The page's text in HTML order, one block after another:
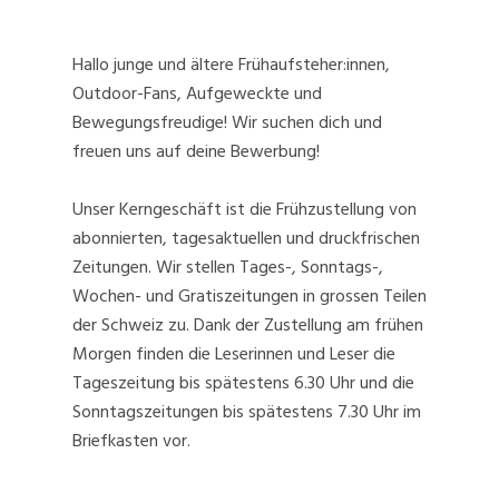
Hallo junge und ältere Frühaufsteher:innen,
Outdoor-Fans, Aufgeweckte und
Bewegungsfreudige! Wir suchen dich und
freuen uns auf deine Bewerbung!
Unser Kerngeschäft ist die Frühzustellung von
abonnierten, tagesaktuellen und druckfrischen
Zeitungen. Wir stellen Tages-, Sonntags-,
Wochen- und Gratiszeitungen in grossen Teilen
der Schweiz zu. Dank der Zustellung am frühen
Morgen finden die Leserinnen und Leser die
Tageszeitung bis spätestens 6.30 Uhr und die
Sonntagszeitungen bis spätestens 7.30 Uhr im
Briefkasten vor.